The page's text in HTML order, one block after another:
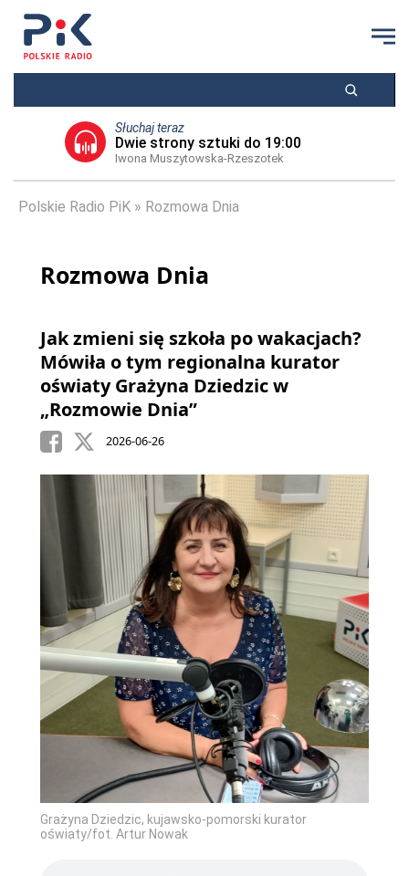
Słuchaj teraz
Dwie strony sztuki do 19:00
Iwona Muszytowska-Rzeszotek
Polskie Radio PiK Rozmowa Dnia
Rozmowa Dnia
Jak zmieni się szkoła po wakacjach?
Mówiła o tym regionalna kurator
oświaty Grażyna Dziedzic w
„Rozmowie Dnia”
2026-06-26
Grażyna Dziedzic, kujawsko-pomorski kurator
oświaty/fot. Artur Nowak